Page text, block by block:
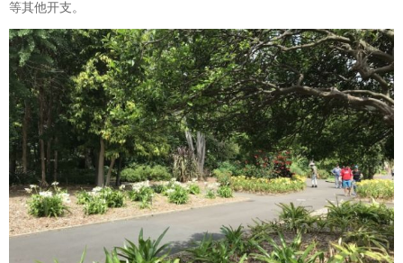
等其他开支。